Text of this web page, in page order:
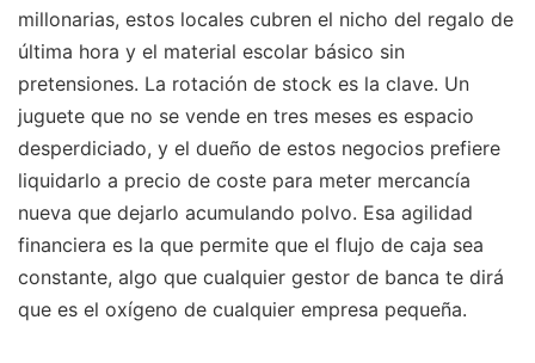
millonarias, estos locales cubren el nicho del regalo de
última hora y el material escolar básico sin
pretensiones. La rotación de stock es la clave. Un
juguete que no se vende en tres meses es espacio
desperdiciado, y el dueño de estos negocios prefiere
liquidarlo a precio de coste para meter mercancía
nueva que dejarlo acumulando polvo. Esa agilidad
financiera es la que permite que el flujo de caja sea
constante, algo que cualquier gestor de banca te dirá
que es el oxígeno de cualquier empresa pequeña.